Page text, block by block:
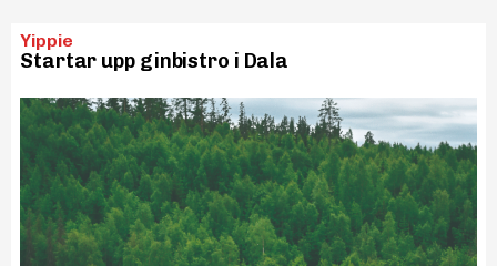
Yippie
Startar upp ginbistro i Dala